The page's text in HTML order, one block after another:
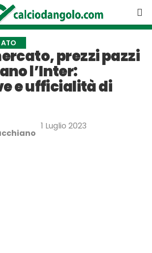
prezzi pazzi
l’Inter:
e ufficialità di
1 Luglio 2023